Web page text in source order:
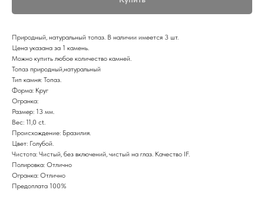
Природный, натуральный топаз. В наличии имеется 3 шт.
Цена указана за 1 камень.
Можно купить любое количество камней.
Топаз природный,натуральный
Тип камня: Топаз.
Форма: Круг
Огранка:
Размер: 13 мм.
Вес: 11,0 ct.
Происхождение: Бразилия.
Цвет: Голубой.
Чистота: Чистый, без включений, чистый на глаз. Качество IF.
Полировка: Отлично
Огранка: Отлично
Предоплата 100%